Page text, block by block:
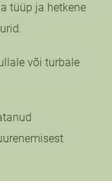
tüüp ja hetkene
või turbale